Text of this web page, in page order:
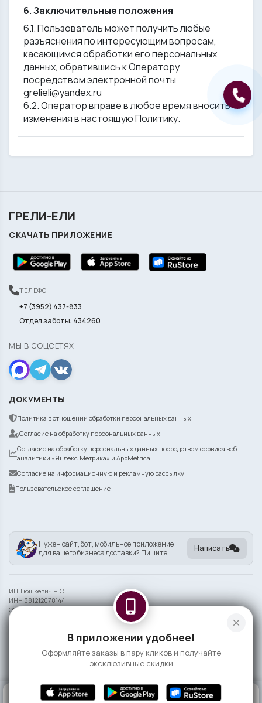
6. Заключительные положения
6.1. Пользователь может получить любые
разъяснения по интересующим вопросам,
касающимся обработки его персональных
данных, обратившись к Оператору
посредством электронной почты
grelieli@yandex.ru
6.2. Оператор вправе в любое время вносить
изменения в настоящую Политику.
ГРЕЛИ-ЕЛИ
СКАЧАТЬ ПРИЛОЖЕНИЕ
ТЕЛЕФОН
+7 (3952) 437-833
Отдел заботы: 434260
МЫ В СОЦСЕТЯХ
ДОКУМЕНТЫ
Политика в отношении обработки персональных данных
Согласие на обработку персональных данных
Согласие на обработку персональных данных посредством сервиса веб-
аналитики «Яндекс.Метрика» и AppMetrica
Согласие на информационную и рекламную рассылку
Пользовательское соглашение
Нужен сайт, бот, мобильное приложение
для вашего бизнеса доставки? Пишите!
Написать
ИП Тюшкевич Н.С.
ИНН 381212078144
ОГРНИП 324385000075002
Информация на сайте носит справочный характер и не является публичной
2026 ГРЕЛИ-ЕЛИ
ГЛАВНАЯ
КОРЗИНА
0 ₽
ВОЙТИ
close
phone_iphone
В приложении удобнее!
Оформляйте заказы в пару кликов и получайте
эксклюзивные скидки